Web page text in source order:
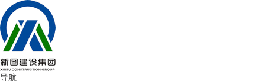
导航